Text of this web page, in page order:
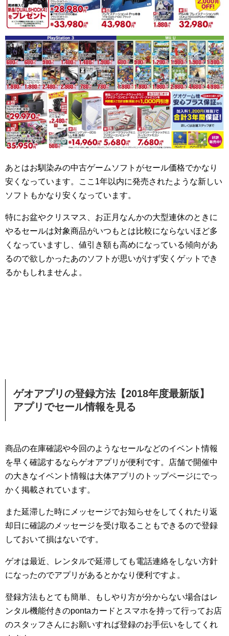
あとはお馴染みの中古ゲームソフトがセール価格でかなり
安くなっています。ここ1年以内に発売されたような新しい
ソフトもかなり安くなっています。
特にお盆やクリスマス、お正月なんかの大型連休のときに
やるセールは対象商品がいつもとは比較にならないほど多
くなっていますし、値引き額も高めになっている傾向があ
るので欲しかったあのソフトが思いがけず安くゲットでき
るかもしれませんよ。
ゲオアプリの登録方法【2018年度最新版】
アプリでセール情報を見る
商品の在庫確認や今回のようなセールなどのイベント情報
を早く確認するならゲオアプリが便利です。店舗で開催中
の大きなイベント情報は大体アプリのトップページにでっ
かく掲載されています。
また延滞した時にメッセージでお知らせをしてくれたり返
却日に確認のメッセージを受け取ることもできるので登録
しておいて損はないです。
ゲオは最近、レンタルで延滞しても電話連絡をしない方針
になったのでアプリがあるとかなり便利ですよ。
登録方法もとても簡単、もしやり方が分からない場合はレ
ンタル機能付きのpontaカードとスマホを持って行ってお店
のスタッフさんにお願いすれば登録のお手伝いをしてくれ